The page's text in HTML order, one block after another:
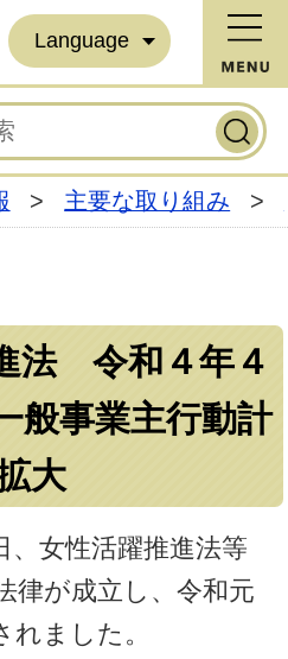
Language
> 主要な取り組み >
法 令和４年４
般事業主行動計
大
、女性活躍推進法等
律が成立し、令和元
れました。